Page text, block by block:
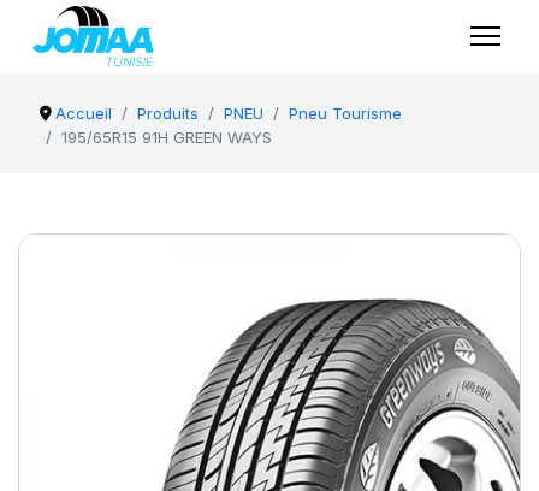
Accueil Produits PNEU
Pneu Tourisme
195/65R15 91H GREEN WAYS